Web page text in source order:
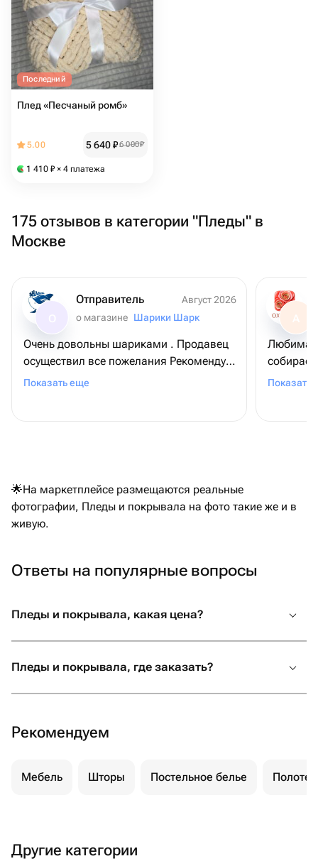
Последний
Плед «Песчаный ромб»
5.00 5 640₽6 000₽
1 410 ₽ × 4 платежа
175 отзывов в категории "Пледы" в
Москве
Отправитель
Август 2026
о магазине Шарики Шарк
Очень довольны шариками . Продавец
осуществил все пожелания Рекомендую
магазин
Показать еще
А
Любимая
Показать
🌟На маркетплейсе размещаются реальные
фотографии, Пледы и покрывала на фото такие же и в
живую.
Ответы на популярные вопросы
Пледы и покрывала, какая цена?
Пледы и покрывала, где заказать?
Рекомендуем
Мебель Шторы Постельное белье
Другие категории